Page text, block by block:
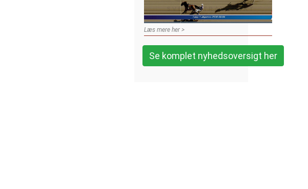
Læs mere her >
Se komplet nyhedsoversigt her